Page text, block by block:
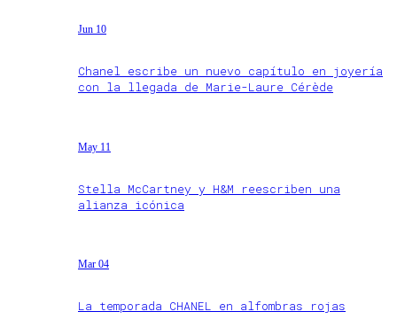
Jun 10
Chanel escribe un nuevo capítulo en joyería
con la llegada de Marie-Laure Cérède
May 11
Stella McCartney y H&M reescriben una
alianza icónica
Mar 04
La temporada CHANEL en alfombras rojas